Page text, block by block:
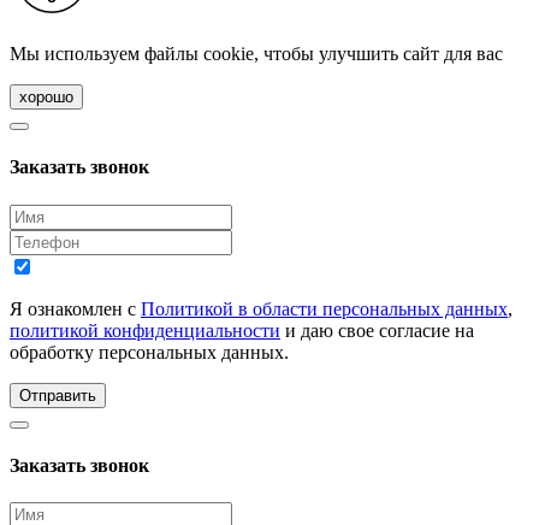
Мы используем файлы cookie, чтобы улучшить сайт для вас
хорошо
Заказать звонок
Я ознакомлен с Политикой в области персональных данных,
политикой конфиденциальности и даю свое согласие на
обработку персональных данных.
Отправить
Заказать звонок